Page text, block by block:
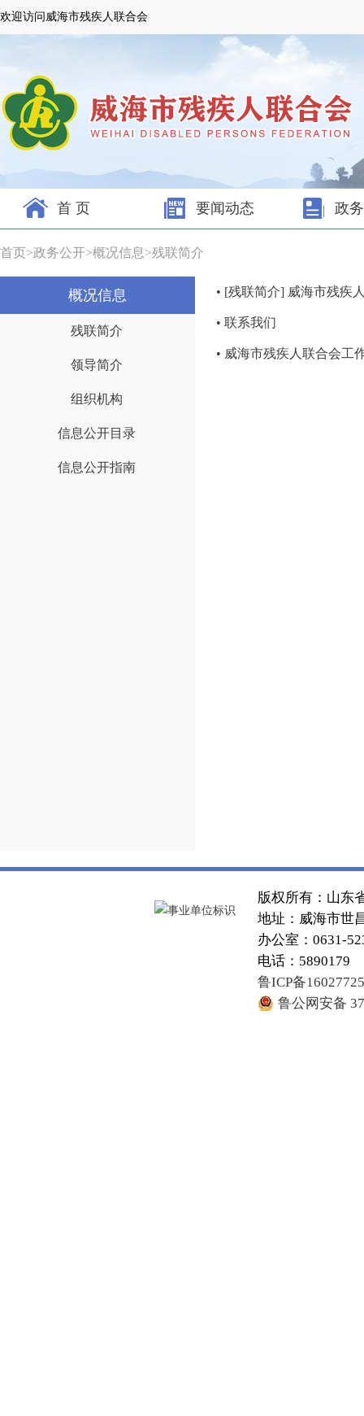
欢迎访问威海市残疾人联合会
首 页 要闻动态 政
首页>政务公开>概况信息>残联简介
概况信息
残联简介
领导简介
组织机构
信息公开目录
信息公开指南
• [残联简介] 威海市残疾
• 联系我们
• 威海市残疾人联合会工
版权所有：山东
地址：威海市世
办公室：0631-
电话：5890179
鲁ICP备
鲁公网安备